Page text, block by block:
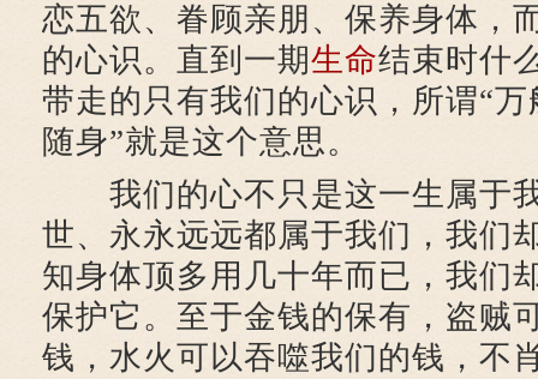
恋五欲、眷顾亲朋、保养身体，
的心识。直到一期生命结束时什
带走的只有我们的心识，所谓“
随身”就是这个意思。
我们的心不只是这一生属于
世、永永远远都属于我们，我们
知身体顶多用几十年而已，我们
保护它。至于金钱的保有，盗贼
钱，水火可以吞噬我们的钱，不